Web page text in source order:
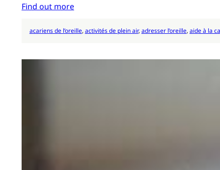
Find out more
acariens de l’oreille, activités de plein air, adresser l’oreille, aide à la